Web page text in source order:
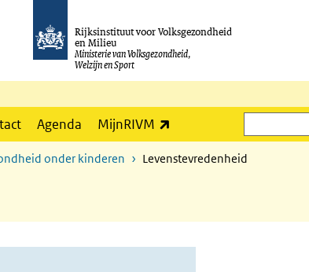
Rijksinstituut voor Volksgezondheid
en Milieu
Ministerie van Volksgezondheid,
Welzijn en Sport
Agenda MijnRIVM
Zoeken
onder kinderen Levenstevredenheid